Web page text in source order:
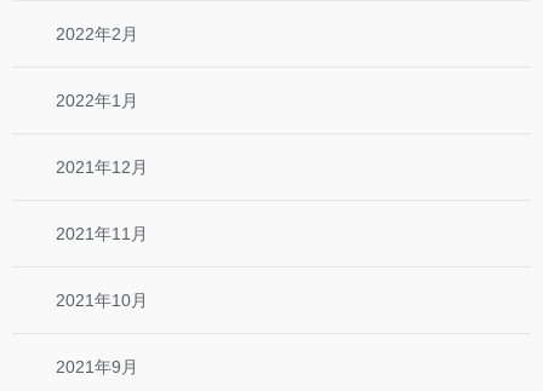
2022年2月
2022年1月
2021年12月
2021年11月
2021年10月
2021年9月